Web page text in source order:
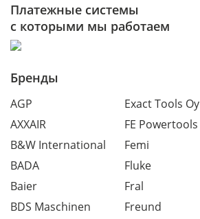
Платежные системы
с которыми мы работаем
Бренды
AGP
AXXAIR
B&W International
BADA
Baier
BDS Maschinen
Exact Tools Oy
FE Powertools
Femi
Fluke
Fral
Freund